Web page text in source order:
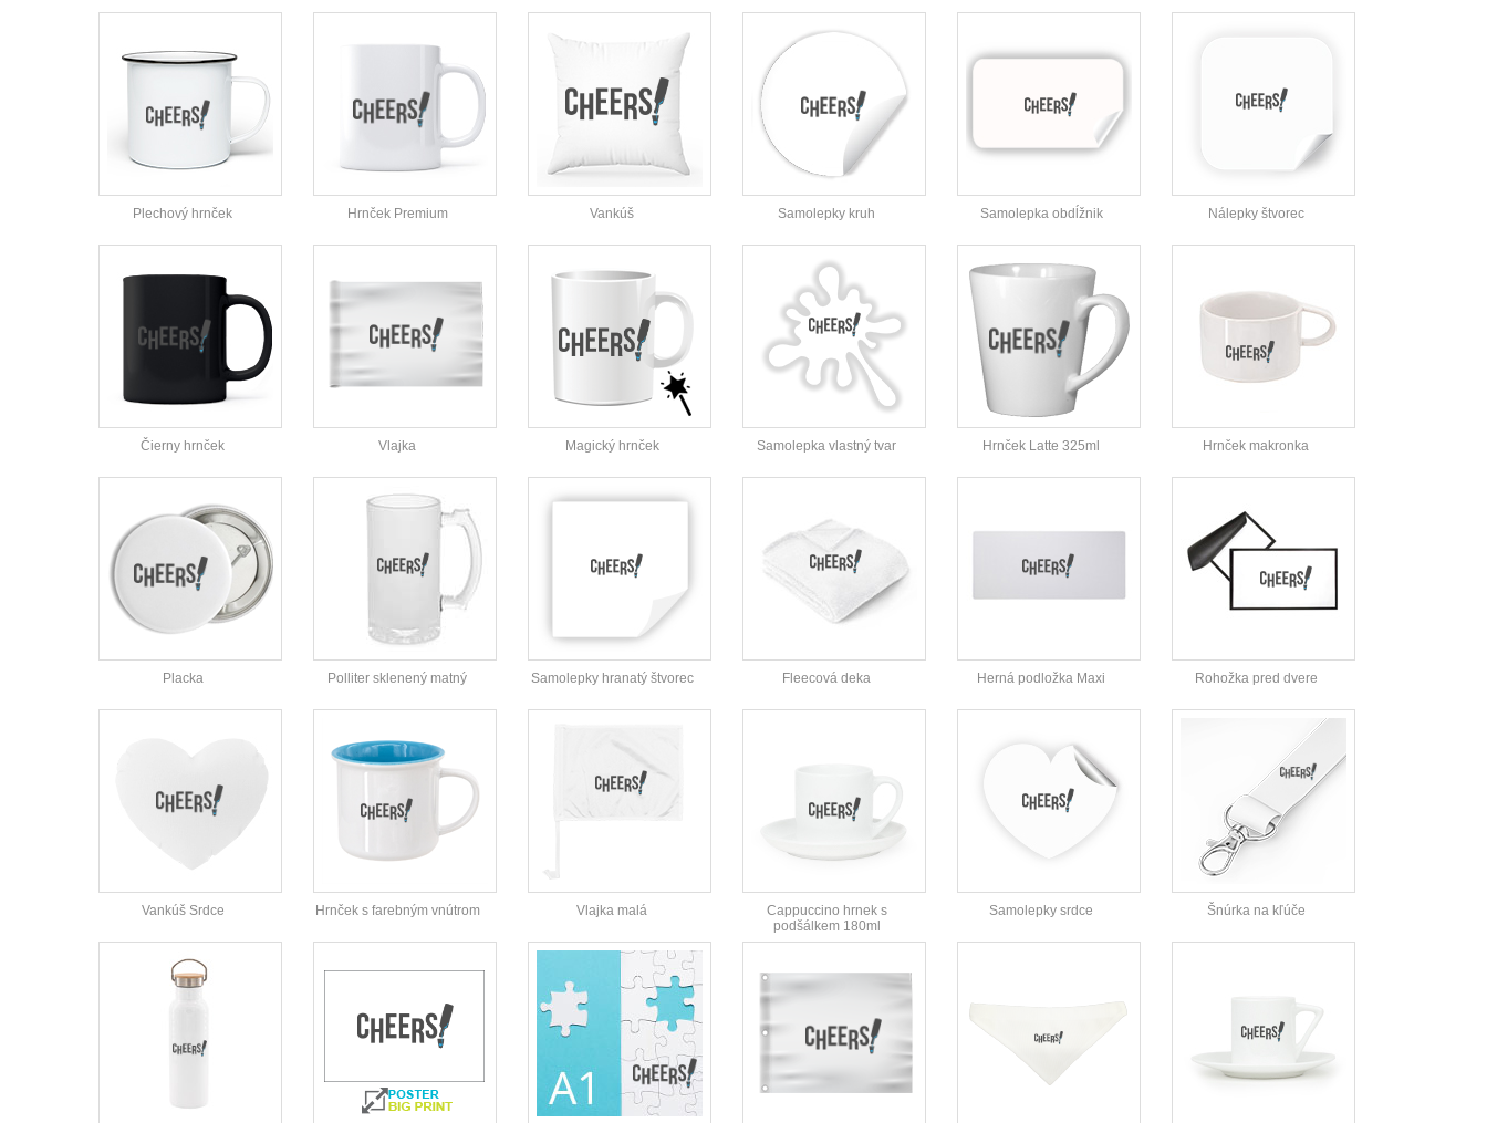
Plechový hrnček Hrnček Premium Vankúš Samolepky kruh Samolepka obdĺžnik Nálepky štvorec
Čierny hrnček Vlajka Magický hrnček Samolepka vlastný tvar Hrnček Latte 325ml Hrnček makronka
Placka Polliter sklenený matný Samolepky hranatý štvorec Fleecová deka Herná podložka Maxi Rohožka pred dvere
Vankúš Srdce Hrnček s farebným vnútrom Vlajka malá
Cappuccino hrnek s
podšálkem 180ml
Samolepky srdce Šnúrka na kľúče